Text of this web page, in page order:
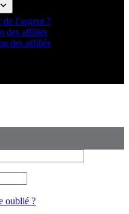
l’argent ?
des affiliés
des affiliés
oublié ?